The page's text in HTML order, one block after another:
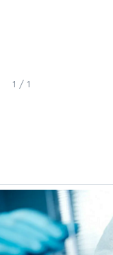
1 / 1